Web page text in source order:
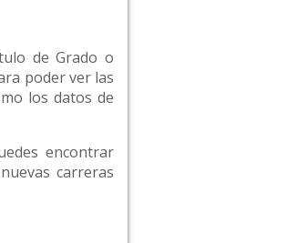
de Grado o
poder ver las
los datos de
encontrar
carreras